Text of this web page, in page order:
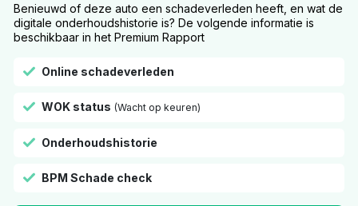
Benieuwd of deze auto een schadeverleden heeft, en wat de
digitale onderhoudshistorie is? De volgende informatie is
beschikbaar in het Premium Rapport
Online schadeverleden
WOK status (Wacht op keuren)
Onderhoudshistorie
BPM Schade check